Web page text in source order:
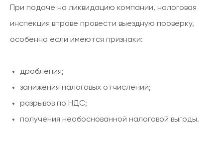
При подаче на ликвидацию компании, налоговая
инспекция вправе провести выездную проверку,
особенно если имеются признаки:
дробления;
занижения налоговых отчислений;
разрывов по НДС;
получения необоснованной налоговой выгоды.